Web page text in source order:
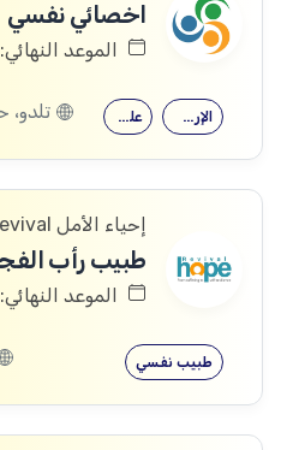
اخصائي نفسي
الموعد النهائي: 17/08/2026
علم النفس الإرشاد النفسي
إحياء الأمل Hope Revival
الموعد النهائي: 10/08/2026
طبيب نفسي